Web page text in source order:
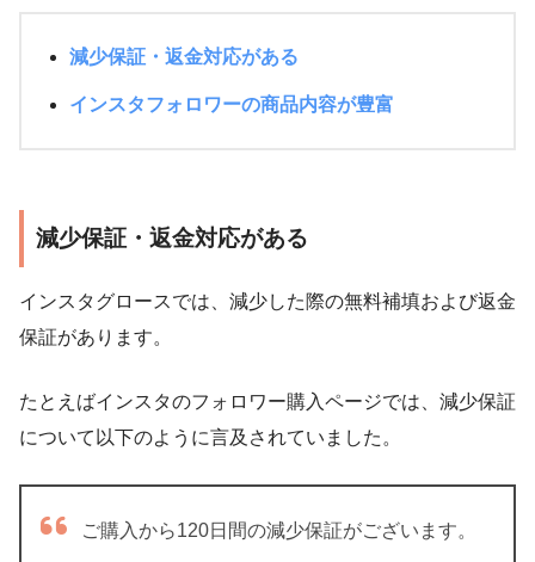
減少保証・返金対応がある
インスタフォロワーの商品内容が豊富
減少保証・返金対応がある
インスタグロースでは、減少した際の無料補填および返金
保証があります。
たとえばインスタのフォロワー購入ページでは、減少保証
について以下のように言及されていました。
ご購入から120日間の減少保証がございます。